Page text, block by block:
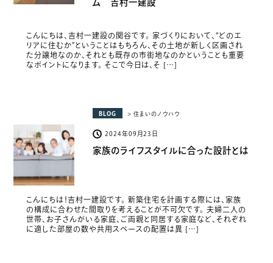
ム 吉村一建設
こんにちは、吉村一建設の関谷です。 家づくりにおいて、“どのエ
リアに住むか”ということはもちろん、その土地が新しく区画され
た分譲地なのか、それとも既存の市街地なのかということも重要
なポイントになります。 そこで今日は、そ […]
BLOG > 住まいのノウハウ
2024年09月23日
家族のライフスタイルに合った設計とは
こんにちは！吉村一建設です。 新築住宅を計画する際には、家族
の構成に合わせた間取りを考えることが不可欠です。 夫婦二人の
世帯、お子さんがいる家庭、ご両親と同居する家庭など、それぞれ
に適した部屋の数や共用スペースの配置は異 […]